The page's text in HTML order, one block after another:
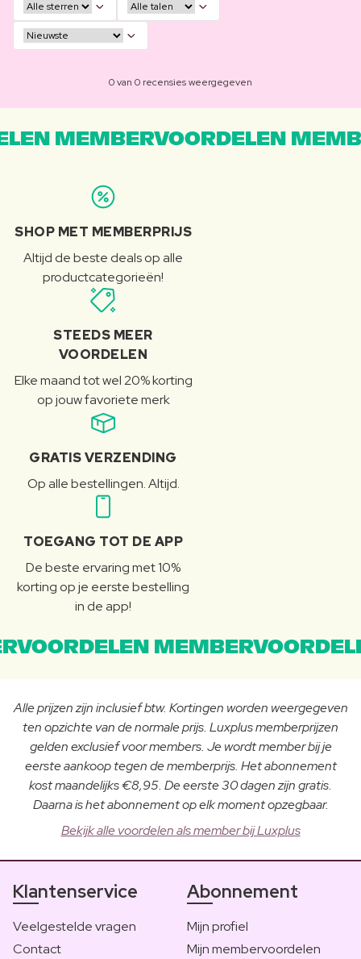
0 van 0 recensies weergegeven
MEMBERVOORDELEN
SHOP MET MEMBERPRIJS
Altijd de beste deals op alle
productcategorieën!
STEEDS MEER
VOORDELEN
Elke maand tot wel 20% korting
op jouw favoriete merk
GRATIS VERZENDING
Op alle bestellingen. Altijd.
TOEGANG TOT DE APP
De beste ervaring met 10%
korting op je eerste bestelling
in de app!
Alle prijzen zijn inclusief btw. Kortingen worden weergegeven
ten opzichte van de normale prijs. Luxplus memberprijzen
gelden exclusief voor members. Je wordt member bij je
eerste aankoop tegen de memberprijs. Het abonnement
kost maandelijks €8,95. De eerste 30 dagen zijn gratis.
Daarna is het abonnement op elk moment opzegbaar.
Bekijk alle voordelen als member bij Luxplus
Klantenservice
Veelgestelde vragen
Contact
Abonnement
Mijn profiel
Mijn membervoordelen